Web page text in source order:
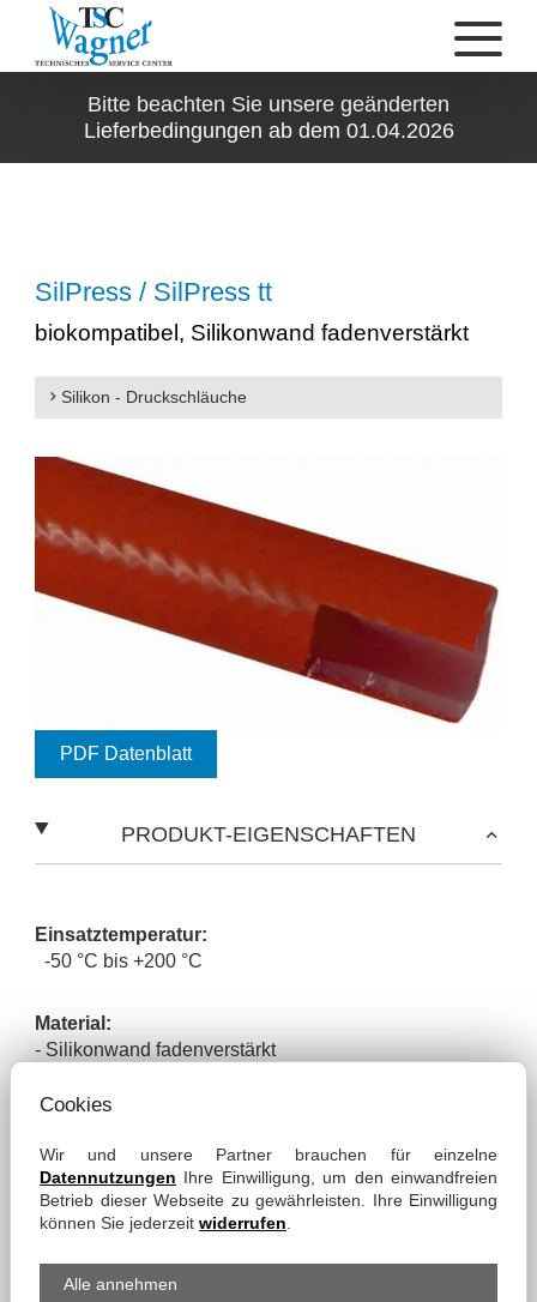
Bitte beachten Sie unsere geänderten
Lieferbedingungen ab dem 01.04.2026
SilPress / SilPress tt
biokompatibel, Silikonwand fadenverstärkt
Silikon - Druckschläuche
PDF Datenblatt
PRODUKT-EIGENSCHAFTEN
Einsatztemperatur:
-50 °C bis +200 °C
Material:
- Silikonwand fadenverstärkt
Eigenschaften:
- schwer entflammbar
- konform zu UL 94 HB
- innen und außen glatt
Reißfestigkeit...
- biokompatibel
Cookies
Wir und unsere Partner brauchen für einzelne
Datennutzungen Ihre Einwilligung, um den einwandfreien
Betrieb dieser Webseite zu gewährleisten. Ihre Einwilligung
können Sie jederzeit widerrufen
Alle annehmen